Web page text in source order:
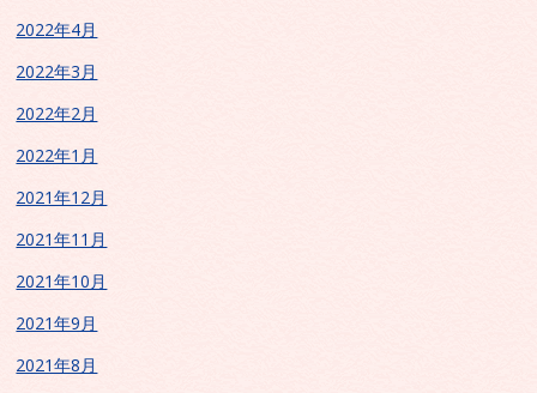
2022年4月
2022年3月
2022年2月
2022年1月
2021年12月
2021年11月
2021年10月
2021年9月
2021年8月